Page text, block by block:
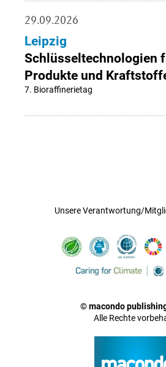
29.09.2026
Leipzig
Schlüsseltechnologien
Produkte und
7. Bioraffinerietag
Unsere Verantwortung/
© macondo
Alle Rechte